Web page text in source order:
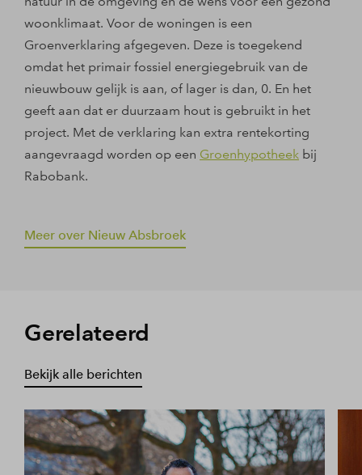
woonklimaat. Voor de woningen is een
Groenverklaring afgegeven. Deze is toegekend
omdat het primair fossiel energiegebruik van de
nieuwbouw gelijk is aan, of lager is dan, 0. En het
geeft aan dat er duurzaam hout is gebruikt in het
project. Met de verklaring kan extra rentekorting
aangevraagd worden op een Groenhypotheek bij
Rabobank.
Meer over Nieuw Absbroek
Gerelateerd
Bekijk alle berichten